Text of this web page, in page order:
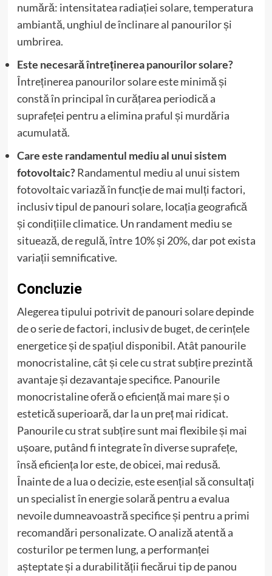
numără: intensitatea radiației solare, temperatura
ambiantă, unghiul de înclinare al panourilor și
umbrirea.
Este necesară întreținerea panourilor solare?
Întreținerea panourilor solare este minimă și
constă în principal în curățarea periodică a
suprafeței pentru a elimina praful și murdăria
acumulată.
Care este randamentul mediu al unui sistem
fotovoltaic?Randamentul mediu al unui sistem
fotovoltaic variază în funcție de mai mulți factori,
inclusiv tipul de panouri solare, locația geografică
și condițiile climatice. Un randament mediu se
situează, de regulă, între 10% și 20%, dar pot exista
variații semnificative.
Concluzie
Alegerea tipului potrivit de panouri solare depinde
de o serie de factori, inclusiv de buget, de cerințele
energetice și de spațiul disponibil. Atât panourile
monocristaline, cât și cele cu strat subțire prezintă
avantaje și dezavantaje specifice. Panourile
monocristaline oferă o eficiență mai mare și o
estetică superioară, dar la un preț mai ridicat.
Panourile cu strat subțire sunt mai flexibile și mai
ușoare, putând fi integrate în diverse suprafețe,
însă eficiența lor este, de obicei, mai redusă.
Înainte de a lua o decizie, este esențial să consultați
un specialist în energie solară pentru a evalua
nevoile dumneavoastră specifice și pentru a primi
recomandări personalizate. O analiză atentă a
costurilor pe termen lung, a performanței
așteptate și a durabilității fiecărui tip de panou